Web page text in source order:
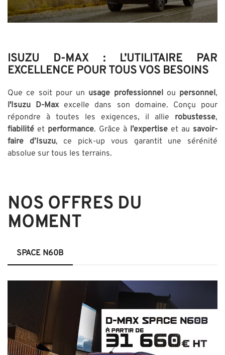
ISUZU D-MAX : L’UTILITAIRE PAR
EXCELLENCE POUR TOUS VOS BESOINS
Que ce soit pour un usage professionnelou personnel,
l'Isuzu D-Maxexcelle dans son domaine. Conçu pour
répondre à toutes les exigences, il allie robustesse,
fiabilité et performance. Grâce à l’expertise et au savoir-
faire d’Isuzu, ce pick-up vous garantit une sérénité
absolue sur tous les terrains.
NOS OFFRES DU
MOMENT
SPACE N60B